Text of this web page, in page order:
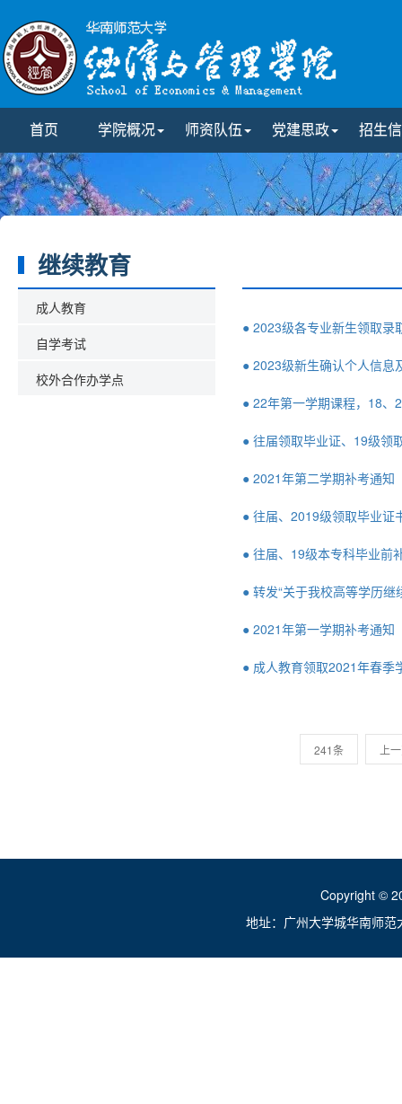
首页 学院概况 师资队伍 党建思政 招生
继续教育
成人教育
自学考试
校外合作办学点
● 2023级各专业新生领取录
● 2023级新生确认个人信息
● 22年第一学期课程，18、
● 往届领取毕业证、19级领
● 2021年第二学期补考通知
● 往届、2019级领取毕业证
● 往届、19级本专科毕业前
● 转发“关于我校高等学历
● 2021年第一学期补考通知
● 成人教育领取2021年春季
241条 上
Copyright ©
地址：广州大学城华南